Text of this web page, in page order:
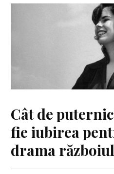
Cât de
fie iubirea
drama